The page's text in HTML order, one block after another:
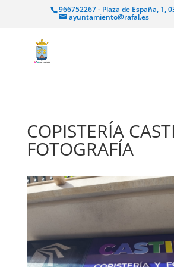
966752267 - Plaza de España, 1,
ayuntamiento@rafal.es
COPISTERÍA
FOTOGRAFÍA